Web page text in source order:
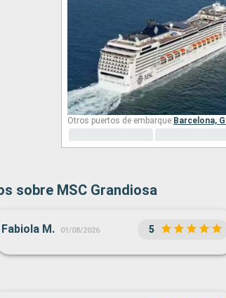
Otros puertos de embarque: Barcelona,
sobre MSC Grandiosa
Fabiola M. 01/08/2026 5